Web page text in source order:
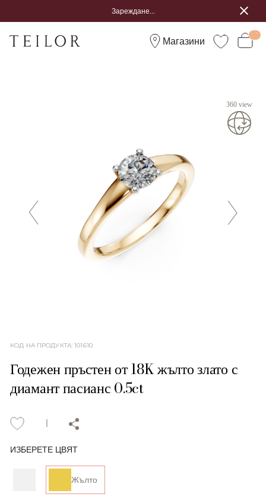
Зареждане...
Магазини
360 view
КОД НА ПРОДУКТА:101610
Годежен пръстен от 18K жълто злато с
диамант пасианс 0.5ct
ИЗБЕРЕТЕ ЦВЯТ
Жълто